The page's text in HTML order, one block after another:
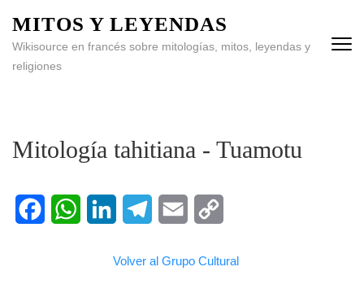
MITOS Y LEYENDAS
Wikisource en francés sobre mitologías, mitos, leyendas y
religiones
Mitología tahitiana - Tuamotu
Link
Volver al Grupo Cultural